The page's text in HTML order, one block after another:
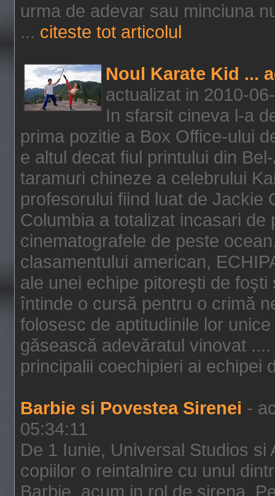
urma de adevar sau minciuna
... citeste tot articolul
Noul Karate Kid ...
actualizat in 2010-
In sfarsit cineva l-a
prima pozitie a Box Office-ului
e altul decat fiul printului din
taramuri chineze a celebrului
profesorului fiind luat de Jackie
Columbia a totalizat incasari
cinematografele de peste
clasamentului american,
ale unei echipe pitoreşti de
întinde o cursă pentru o crimă
folosesc de aptitudinile lor
găsească adevăratul vinovat
principalii coechipieri ai echipei
Barbie si Povestea Sirenei -
05:34:11
De 1 Iunie, Universal Studios si
copiilor o reintalnire cu unul
Barbie, acum in rol de sirena.